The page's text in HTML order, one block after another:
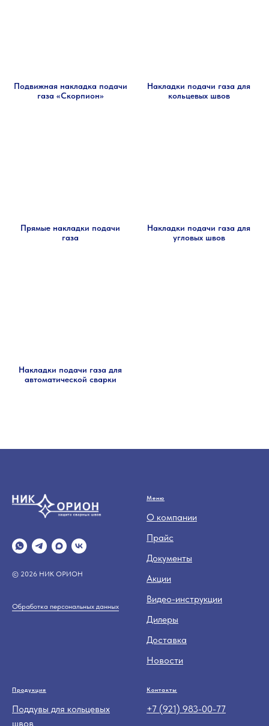
Подвижная накладка подачи
газа «Скорпион»
Накладки подачи газа для
кольцевых швов
Прямые накладки подачи
газа
Накладки подачи газа для
угловых швов
Накладки подачи газа для
автоматической сварки
© 2026 НИК ОРИОН
Обработка персональных данных
Меню
О компании
Прайс
Документы
Акции
Видео-инструкции
Дилеры
Доставка
Новости
Продукция
Поддувы для кольцевых
швов
Контакты
+7 (921) 983-00-77